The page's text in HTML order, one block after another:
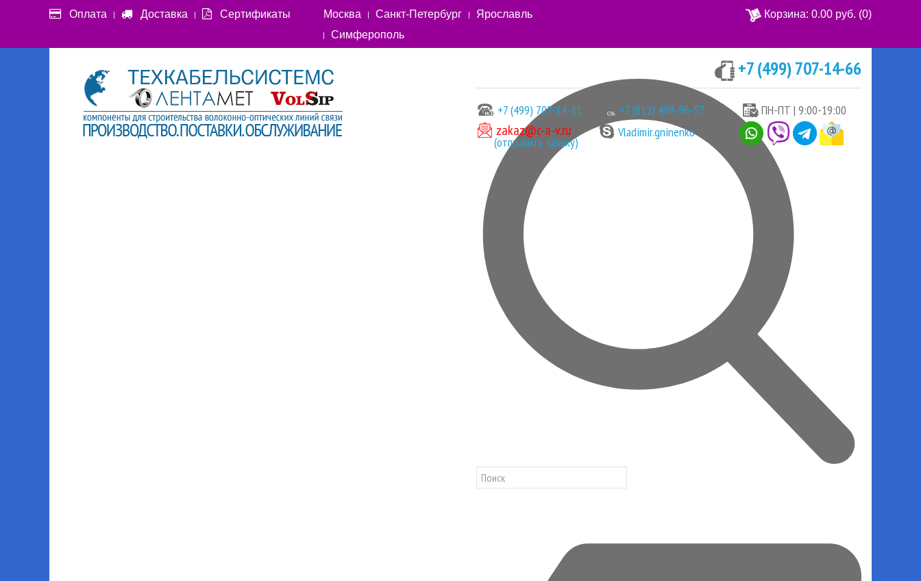
Оплата Доставка Сертификаты Москва Санкт-Петербург
Ярославль
Симферополь
Корзина: 0.00 руб. (0)
+7 (499) 707-14-66
+7 (499) 707-14-11 +7 (812) 409-96-57 ПН-ПТ | 9:00-19:00
zakaz@c-a-v.ru
(отправить заявку)
Vladimir.gninenko